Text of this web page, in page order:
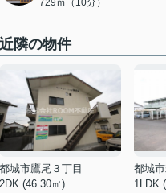
729ｍ（10分）
近隣の物件
都城市鷹尾３丁目
2DK (46.30㎡)
都城
1LDK